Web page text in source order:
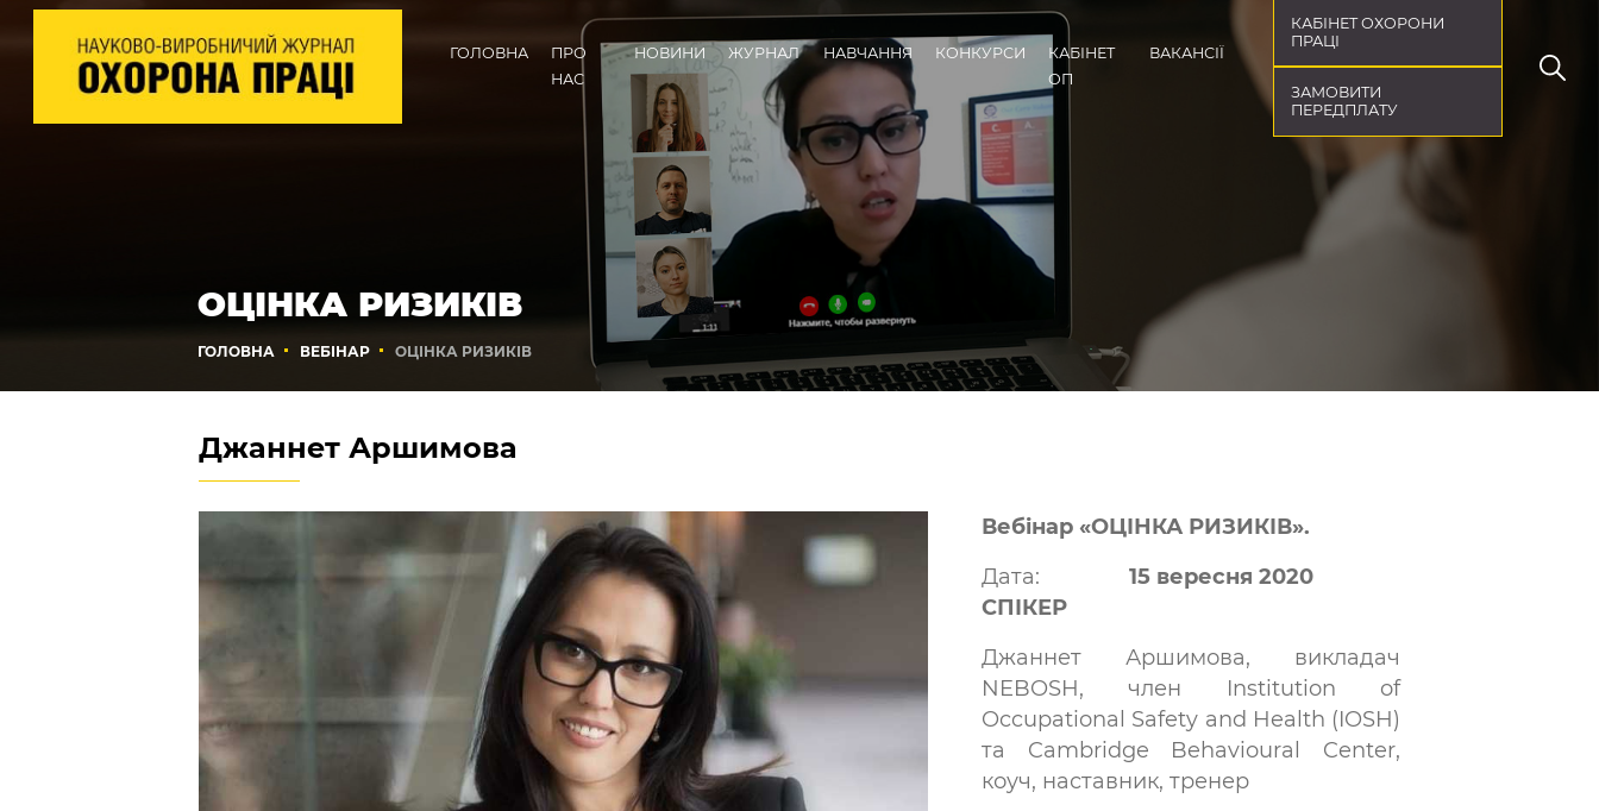
ГОЛОВНА
ПРО
НАС
НОВИНИ ЖУРНАЛ НАВЧАННЯ КОНКУРСИ
КАБІНЕТ
ОП
ВАКАНСІЇ
КАБІНЕТ ОХОРОНИ
ПРАЦІ
ЗАМОВИТИ
ПЕРЕДПЛАТУ
ОЦІНКА РИЗИКІВ
ГОЛОВНА ВЕБІНАР ОЦІНКА РИЗИКІВ
Джаннет Аршимова
​Вебінар «ОЦІНКА РИЗИКІВ».
Дата: 15 вересня 2020
СПІКЕР
Джаннет Аршимова, викладач
NEBOSH, член Institution of
Occupational Safety and Health (IOSH)
та Cambridge Behavioural Center,
коуч, наставник, тренер